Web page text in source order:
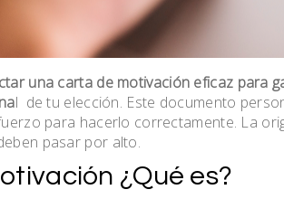
una carta de motivación eficaz para
l de tu elección. Este documento
para hacerlo correctamente. La
pasar por alto.
¿Qué es?